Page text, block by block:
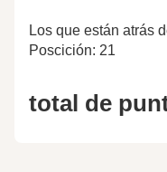
Los que están atrás
Poscición: 21
total de